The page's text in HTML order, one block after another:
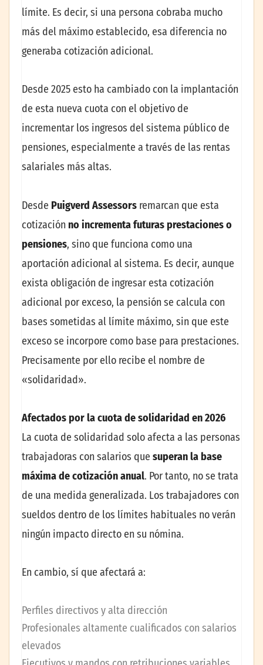
límite. Es decir, si una persona cobraba mucho
más del máximo establecido, esa diferencia no
generaba cotización adicional.
Desde 2025 esto ha cambiado con la implantación
de esta nueva cuota con el objetivo de
incrementar los ingresos del sistema público de
pensiones, especialmente a través de las rentas
salariales más altas.
Desde Puigverd Assessors remarcan que esta
cotización no incrementa futuras prestaciones o
pensiones, sino que funciona como una
aportación adicional al sistema. Es decir, aunque
exista obligación de ingresar esta cotización
adicional por exceso, la pensión se calcula con
bases sometidas al límite máximo, sin que este
exceso se incorpore como base para prestaciones.
Precisamente por ello recibe el nombre de
«solidaridad».
Afectados por la cuota de solidaridad en 2026
La cuota de solidaridad solo afecta a las personas
trabajadoras con salarios que superan la base
máxima de cotización anual. Por tanto, no se trata
de una medida generalizada. Los trabajadores con
sueldos dentro de los límites habituales no verán
ningún impacto directo en su nómina.
En cambio, sí que afectará a:
Perfiles directivos y alta dirección
Profesionales altamente cualificados con salarios
elevados